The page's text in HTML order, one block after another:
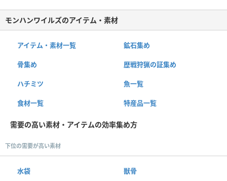
モンハンワイルズのアイテム・素材
アイテム・素材一覧 鉱石集め
骨集め 歴戦狩猟の証集め
ハチミツ 魚一覧
食材一覧 特産品一覧
需要の高い素材・アイテムの効率集め方
下位の需要が高い素材
水袋 獣骨